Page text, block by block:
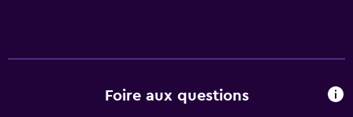
Foire aux questions